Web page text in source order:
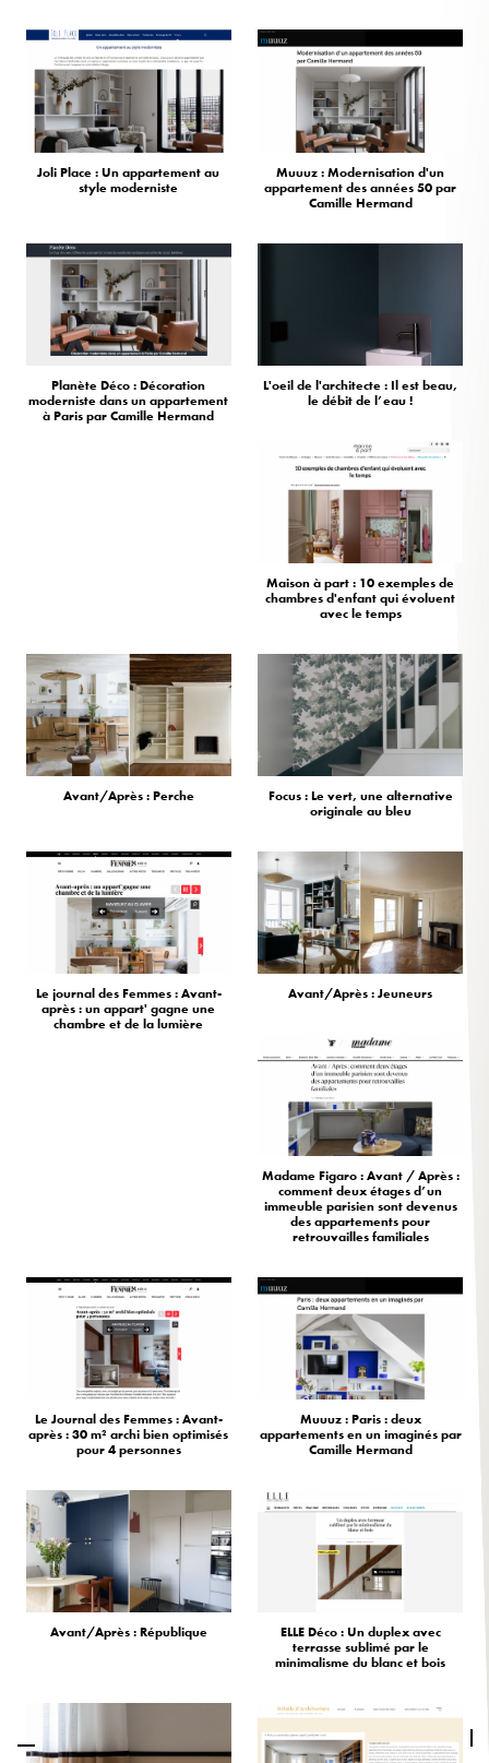
Joli Place : Un appartement au
style moderniste
Muuuz : Modernisation d'un
appartement des années 50 par
Camille Hermand
Planète Déco : Décoration
moderniste dans un appartement
à Paris par Camille Hermand
L'oeil de l'architecte : Il est beau,
le débit de l’eau !
Maison à part : 10 exemples de
chambres d'enfant qui évoluent
avec le temps
Avant/Après : Perche
Focus : Le vert, une alternative
originale au bleu
Le journal des Femmes : Avant-
après : un appart' gagne une
chambre et de la lumière
Avant/Après : Jeuneurs
Madame Figaro : Avant / Après :
comment deux étages d’un
immeuble parisien sont devenus
des appartements pour
retrouvailles familiales
Le Journal des Femmes : Avant-
après : 30 m² archi bien optimisés
pour 4 personnes
Muuuz : Paris : deux
appartements en un imaginés par
Camille Hermand
Avant/Après : République
ELLE Déco : Un duplex avec
terrasse sublimé par le
minimalisme du blanc et bois